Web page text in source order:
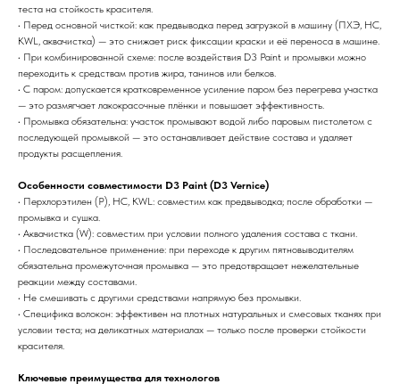
теста на стойкость красителя.
• Перед основной чисткой: как предвыводка перед загрузкой в машину (ПХЭ, HC,
KWL, аквачистка) — это снижает риск фиксации краски и её переноса в машине.
• При комбинированной схеме: после воздействия D3 Paint и промывки можно
переходить к средствам против жира, танинов или белков.
• С паром: допускается кратковременное усиление паром без перегрева участка
— это размягчает лакокрасочные плёнки и повышает эффективность.
• Промывка обязательна: участок промывают водой либо паровым пистолетом с
последующей промывкой — это останавливает действие состава и удаляет
продукты расщепления.
Особенности совместимости D3 Paint (D3 Vernice)
• Перхлорэтилен (P), HC, KWL: совместим как предвыводка; после обработки —
промывка и сушка.
• Аквачистка (W): совместим при условии полного удаления состава с ткани.
• Последовательное применение: при переходе к другим пятновыводителям
обязательна промежуточная промывка — это предотвращает нежелательные
реакции между составами.
• Не смешивать с другими средствами напрямую без промывки.
• Специфика волокон: эффективен на плотных натуральных и смесовых тканях при
условии теста; на деликатных материалах — только после проверки стойкости
красителя.
Ключевые преимущества для технологов